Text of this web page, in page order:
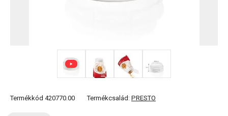
Termékkód 420770.00 Termékcsalád: PRESTO